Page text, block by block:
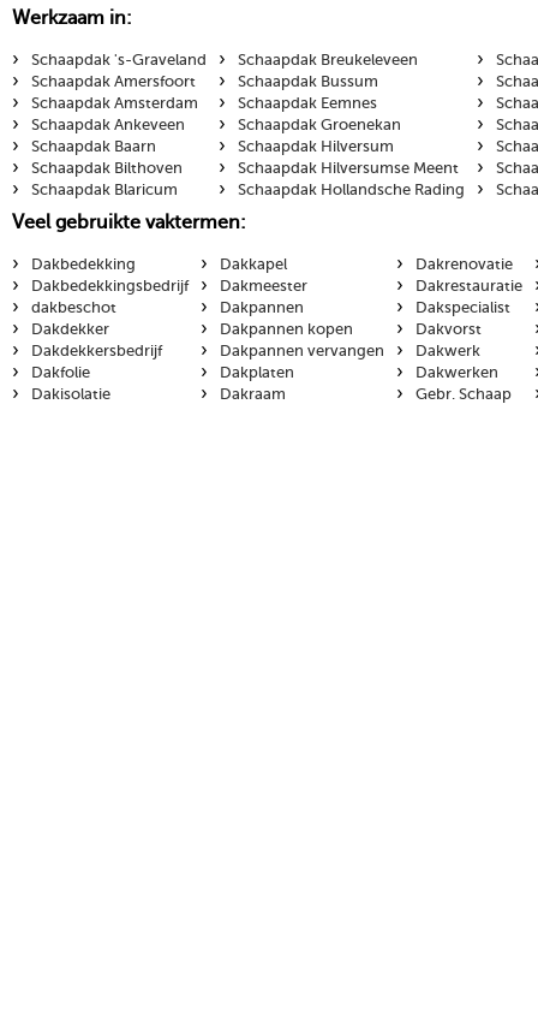
Werkzaam in:
›
Schaapdak 's-Graveland
› Schaapdak Amersfoort
› Schaapdak Amsterdam
› Schaapdak Ankeveen
› Schaapdak Baarn
› Schaapdak Bilthoven
› Schaapdak Blaricum
› Schaapdak Breukeleveen
› Schaapdak Bussum
› Schaapdak Eemnes
› Schaapdak Groenekan
› Schaapdak Hilversum
› Schaapdak Hilversumse Meent
› Schaapdak Hollandsche Rading
›
›
›
›
›
›
›
Veel gebruikte vaktermen:
›
Dakbedekking
› Dakbedekkingsbedrijf
› dakbeschot
› Dakdekker
› Dakdekkersbedrijf
› Dakfolie
› Dakisolatie
› Dakkapel
› Dakmeester
› Dakpannen
› Dakpannen kopen
› Dakpannen vervangen
› Dakplaten
› Dakraam
› Dakrenovatie
› Dakrestauratie
› Dakspecialist
› Dakvorst
› Dakwerk
› Dakwerken
› Gebr. Schaap